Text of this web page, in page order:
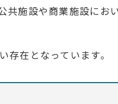
施設や商業施設にお
在となっています。